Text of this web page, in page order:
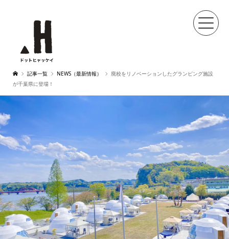
記事一覧 NEWS（最新情報）
廃校をリノベーションしたグランピング施設
が千葉県に登場！